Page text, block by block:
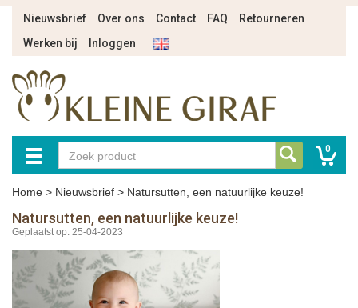
Nieuwsbrief Over ons Contact FAQ
Retourneren
Werken bij
Inloggen
0
Home > Nieuwsbrief > Natursutten, een natuurlijke keuze!
Natursutten, een natuurlijke keuze!
Geplaatst op: 25-04-2023